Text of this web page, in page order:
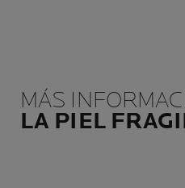
MÁS
LA PIEL